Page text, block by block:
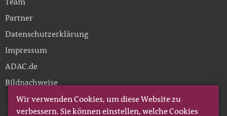
Partner
Datenschutzerklärung
Impressum
ADAC.de
Bildnachweise
Wir verwenden Cookies, um diese Website zu
verbessern. Sie können einstellen, welche Cookies